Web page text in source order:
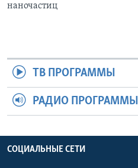
наночастиц
ТВ ПРОГРАММЫ
РАДИО ПРОГРАММЫ
СОЦИАЛЬНЫЕ СЕТИ